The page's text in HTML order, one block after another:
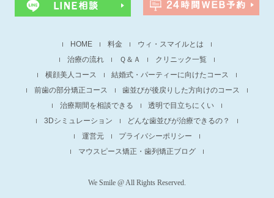
HOME 料金
ウィ・スマイルとは
治療の流れ
Ｑ＆Ａ
クリニック一覧
横顔美人コース
結婚式・パーティーに向けたコース
前歯の部分矯正コース
歯並びが後戻りした方向けのコース
治療期間を相談できる
透明で目立ちにくい
3Dシミュレーション
どんな歯並びが治療できるの？
運営元
プライバシーポリシー
マウスピース矯正・歯列矯正ブログ
We Smile @ All Rights Reserved.